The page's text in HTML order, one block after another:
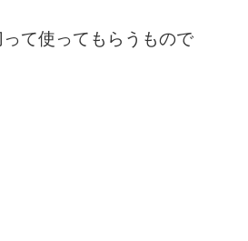
て使ってもらうもので